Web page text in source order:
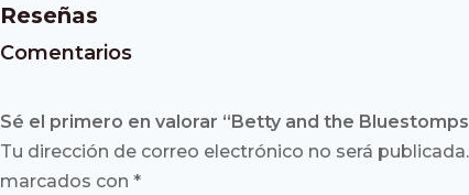
Reseñas
Comentarios
Sé el primero en valorar “Betty and the Bluestomps
Tu dirección de correo electrónico no será publicada.
marcados con*